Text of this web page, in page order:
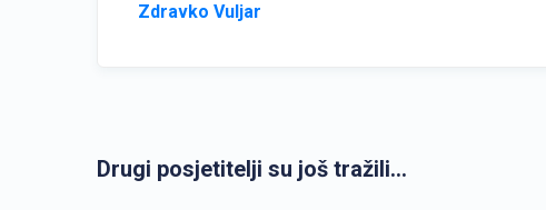
Zdravko Vuljar
Drugi posjetitelji su još tražili...